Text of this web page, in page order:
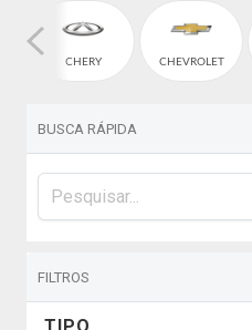
CHERY CHEVROLET
BUSCA RÁPIDA
FILTROS